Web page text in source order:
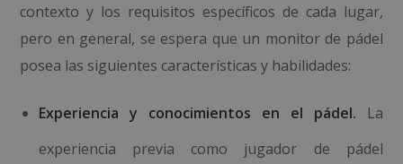
contexto y los requisitos específicos de cada lugar,
pero en general, se espera que un monitor de pádel
posea las siguientes características y habilidades:
Experiencia y conocimientos en el pádel. La
experiencia previa como jugador de pádel